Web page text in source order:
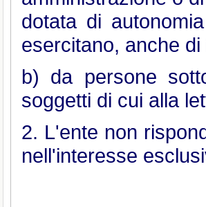
dotata di
esercitano, anche
b) da persone
soggetti di cui alla
2. L'ente non
nell'interesse